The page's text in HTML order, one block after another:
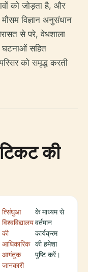
को जोड़ता है, और
विज्ञान अनुसंधान
से परे, वेधशाला
घटनाओं सहित
को समृद्ध करती
की
त्सिंघुआ
विश्वविद्यालय
की
आधिकारिक
आगंतुक
जानकारी
के माध्यम से
वर्तमान
कार्यक्रम
की हमेशा
पुष्टि करें।